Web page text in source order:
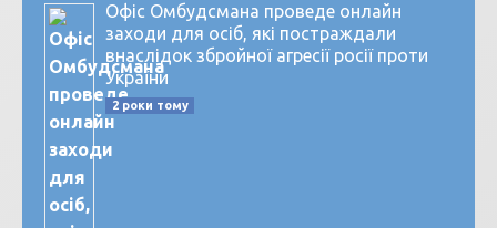
Офіс Омбудсмана проведе онлайн
заходи для осіб, які постраждали
внаслідок збройної агресії росії проти
України
2 роки тому